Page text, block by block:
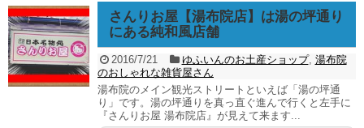
さんりお屋【湯布院店】は湯の坪通り
にある純和風店舗
2016/7/21 ゆふいんのお土産ショップ, 湯布院
のおしゃれな雑貨屋さん
湯布院のメイン観光ストリートといえば「湯の坪通
り」です。湯の坪通りを真っ直ぐ進んで行くと左手に
『さんりお屋 湯布院店』が見えて来ます...